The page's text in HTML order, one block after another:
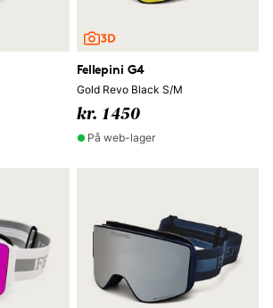
Fellepini G4
Gold Revo Black S/M
kr. 1450
På web-lager